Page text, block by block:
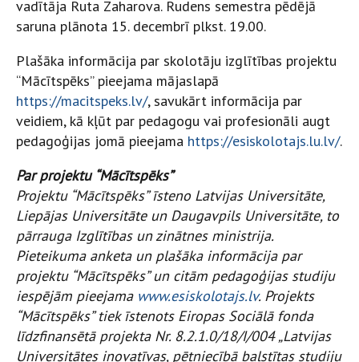
vadītāja Ruta Zaharova. Rudens semestra pēdējā
saruna plānota 15. decembrī plkst. 19.00.
Plašāka informācija par skolotāju izglītības projektu
“Mācītspēks” pieejama mājaslapā
https://macitspeks.lv/, savukārt informācija par
veidiem, kā kļūt par pedagogu vai profesionāli augt
pedagoģijas jomā pieejama https://esiskolotajs.lu.lv/.
Par projektu “Mācītspēks”
Projektu “Mācītspēks” īsteno Latvijas Universitāte,
Liepājas Universitāte un Daugavpils Universitāte, to
pārrauga Izglītības un zinātnes ministrija.
Pieteikuma anketa un plašāka informācija par
projektu “Mācītspēks” un citām pedagoģijas studiju
iespējām pieejama www.esiskolotajs.lv. Projekts
“Mācītspēks” tiek īstenots Eiropas Sociālā fonda
līdzfinansētā projekta Nr. 8.2.1.0/18/I/004 „Latvijas
Universitātes inovatīvas, pētniecībā balstītas studiju